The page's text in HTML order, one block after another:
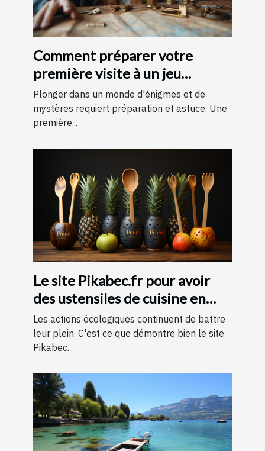
Comment préparer votre
première visite à un jeu
d'évasion : conseils et astuces
pour une expérience
mémorable
Plonger dans un monde d'énigmes et de
mystères requiert préparation et astuce. Une
première...
Le site Pikabec.fr pour avoir
des ustensiles de cuisine en
bois
Les actions écologiques continuent de battre
leur plein. C'est ce que démontre bien le site
Pikabec...